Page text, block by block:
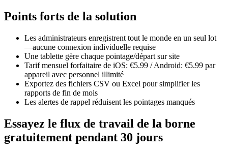
Points forts de la solution
Les administrateurs enregistrent tout le monde en un seul lot
—aucune connexion individuelle requise
Une tablette gère chaque pointage/départ sur site
Tarif mensuel forfaitaire de iOS: €5.99 / Android: €5.99 par
appareil avec personnel illimité
Exportez des fichiers CSV ou Excel pour simplifier les
rapports de fin de mois
Les alertes de rappel réduisent les pointages manqués
Essayez le flux de travail de la borne
gratuitement pendant 30 jours